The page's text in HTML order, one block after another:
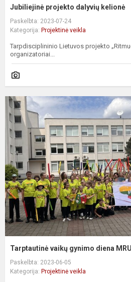
Jubiliejinė projekto dalyvių kelionė
Paskelbta: 2023-07-24
Kategorija: Projektinė veikla
Tarpdisciplininio Lietuvos projekto
organizatoriai...
Tarptautinė vaikų gynimo diena
Paskelbta: 2023-06-05
Kategorija: Projektinė veikla